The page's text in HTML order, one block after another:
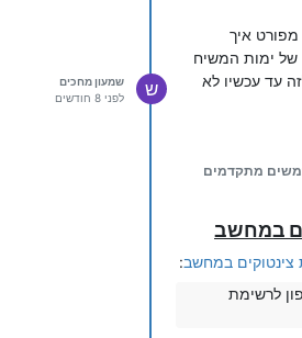
איך
של ימות המשיח
עד עכשיו לא
מתקדמים
ש
שמעון מחכים
לפני 8 חודשים
צינטוקים במחשב:
לרשימת